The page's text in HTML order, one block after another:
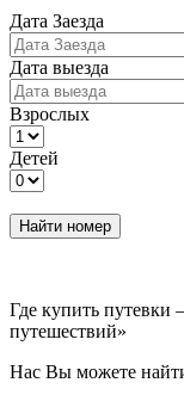
Дата Заезда
Дата выезда
Взрослых
Детей
Найти номер
Где купить
путешествий»
Нас Вы можете